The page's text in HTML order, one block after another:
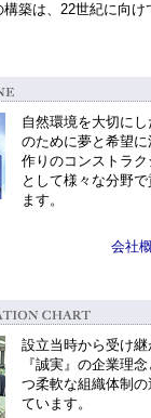
築は、22世紀に向け
自然環境を大切に
のために夢と希望
作りのコンストラ
として様々な分野
ます。
会社
設立当時から受け継
『誠実』の企業理
つ柔軟な組織体制の
ています。